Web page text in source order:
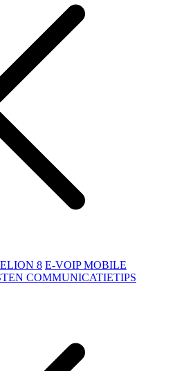
8 E-VOIP MOBILE
COMMUNICATIETIPS